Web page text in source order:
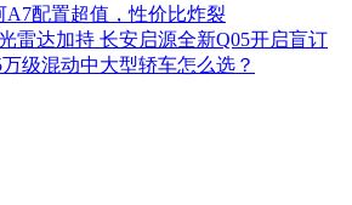
A7配置超值，性价比炸裂
雷达加持 长安启源全新Q05开启盲订
级混动中大型轿车怎么选？